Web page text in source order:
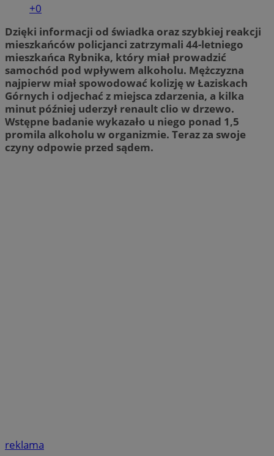
+0
Dzięki informacji od świadka oraz szybkiej reakcji
mieszkańców policjanci zatrzymali 44-letniego
mieszkańca Rybnika, który miał prowadzić
samochód pod wpływem alkoholu. Mężczyzna
najpierw miał spowodować kolizję w Łaziskach
Górnych i odjechać z miejsca zdarzenia, a kilka
minut później uderzył renault clio w drzewo.
Wstępne badanie wykazało u niego ponad 1,5
promila alkoholu w organizmie. Teraz za swoje
czyny odpowie przed sądem.
reklama